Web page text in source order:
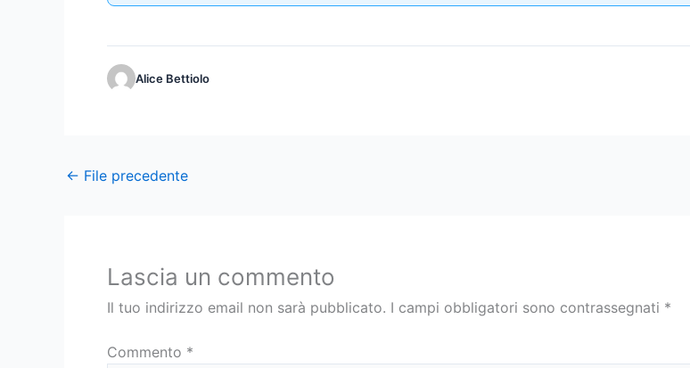
Alice Bettiolo
← File precedente
Lascia un commento
Il tuo indirizzo email non sarà pubblicato. I campi obbligatori sono contrassegnati *
Commento *